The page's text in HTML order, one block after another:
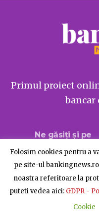
Primul proiect
bancar
Ne găsiți și pe
© BankingNews
Despre
Folosim cookies pentru a
pe site-ul
noastra referitoare la
puteti vedea aici: GDPR -
Cookie